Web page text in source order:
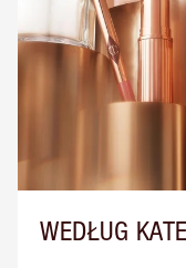
WEDŁUG